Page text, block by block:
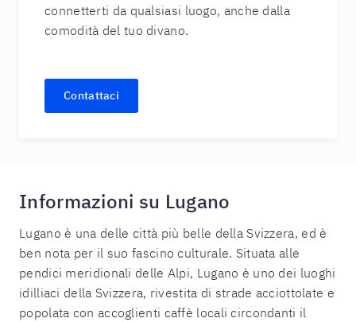
connetterti da qualsiasi luogo, anche dalla
comodità del tuo divano.
Contattaci
Informazioni su Lugano
Lugano è una delle città più belle della Svizzera, ed è
ben nota per il suo fascino culturale. Situata alle
pendici meridionali delle Alpi, Lugano è uno dei luoghi
idilliaci della Svizzera, rivestita di strade acciottolate e
popolata con accoglienti caffè locali circondanti il